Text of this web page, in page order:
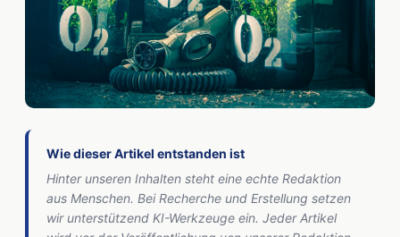
Wie dieser Artikel entstanden ist
Hinter unseren Inhalten steht eine echte Redaktion
aus Menschen. Bei Recherche und Erstellung setzen
wir unterstützend KI-Werkzeuge ein. Jeder Artikel